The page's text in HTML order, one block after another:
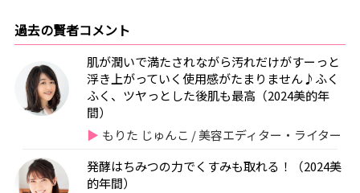
過去の賢者コメント
肌が潤いで満たされながら汚れだけがすーっと
浮き上がっていく使用感がたまりません♪ふく
ふく、ツヤっとした後肌も最高（2024美的年
間）
もりた じゅんこ / 美容エディター・ライター
発酵はちみつの力でくすみも取れる！（2024美
的年間）